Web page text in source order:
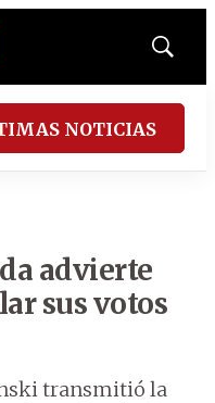
Mostrar
NOTICIAS
advierte
sus votos
transmitió la